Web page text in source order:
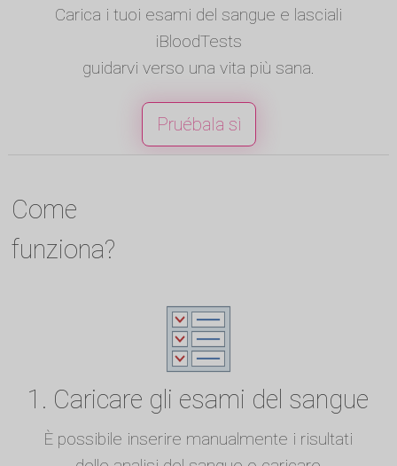
Carica i tuoi esami del sangue e lasciali
iBloodTests
guidarvi verso una vita più sana.
Pruébala sì
Come
funziona?
1. Caricare gli esami del sangue
È possibile inserire manualmente i risultati